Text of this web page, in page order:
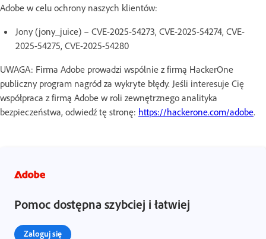
Adobe w celu ochrony naszych klientów:
Jony (jony_juice) – CVE-2025-54273, CVE-2025-54274, CVE-
2025-54275, CVE-2025-54280
UWAGA: Firma Adobe prowadzi wspólnie z firmą HackerOne
publiczny program nagród za wykryte błędy. Jeśli interesuje Cię
współpraca z firmą Adobe w roli zewnętrznego analityka
bezpieczeństwa, odwiedź tę stronę: https://hackerone.com/adobe.
Pomoc dostępna szybciej i łatwiej
Zaloguj się